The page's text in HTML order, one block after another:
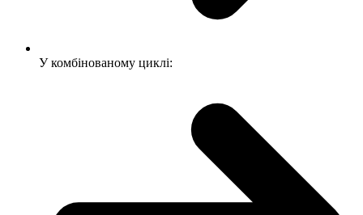
У комбінованому циклі: